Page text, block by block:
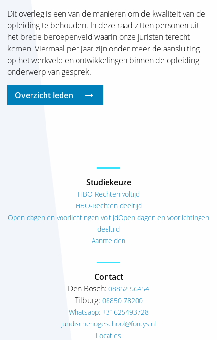
Dit overleg is een van de manieren om de kwaliteit van de
opleiding te behouden. In deze raad zitten personen uit
het brede beroepenveld waarin onze juristen terecht
komen. Viermaal per jaar zijn onder meer de aansluiting
op het werkveld en ontwikkelingen binnen de opleiding
onderwerp van gesprek.
Overzicht leden
Studiekeuze
HBO-Rechten voltijd
HBO-Rechten deeltijd
Open dagen en voorlichtingen voltijdOpen dagen en voorlichtingen
deeltijd
Aanmelden
Contact
Den Bosch: 08852 56454
Tilburg: 08850 78200
Whatsapp: +31625493728
juridischehogeschool@fontys.nl
Locaties